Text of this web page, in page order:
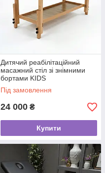
Дитячий реабілітаційний
масажний стіл зі знімними
бортами KIDS
Під замовлення
24 000 ₴
Купити